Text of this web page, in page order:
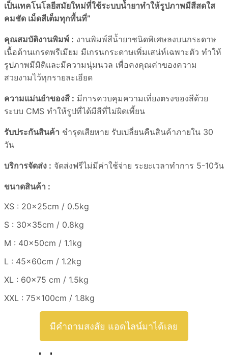
เป็นเทคโนโลยีสมัยใหม่ที่ใช้ระบบน้ำยาทำให้รูปภาพมีสีสดใส
คมชัด เม็ดสีเต็มทุกพื้นที่”
คุณสมบัติงานพิมพ์ : งานพิมพ์สีน้ำยาชนิดพิเศษลงบนกระดาษ
เนื้อด้านเกรดพรีเมียม มีเกรนกระดาษเพิ่มเสน่ห์เฉพาะตัว ทำให้
รูปภาพมีมิติและมีความนุ่มนวล เพื่อคงคุณค่าของความ
สวยงามไว้ทุกรายละเอียด
ความแม่นยำของสี : มีการควบคุมความเที่ยงตรงของสีด้วย
ระบบ CMS ทำให้รูปที่ได้มีสีที่ไม่ผิดเพี้ยน
รับประกันสินค้า ชำรุดเสียหาย รับเปลี่ยนคืนสินค้าภายใน 30
วัน
บริการจัดส่ง : จัดส่งฟรีไม่มีค่าใช้จ่าย ระยะเวลาทำการ 5-10วัน
ขนาดสินค้า :
XS : 20x25cm / 0.5kg
S : 30x35cm / 0.8kg
M : 40x50cm / 1.1kg
L : 45x60cm / 1.2kg
XL : 60×75 cm / 1.5kg
XXL : 75x100cm / 1.8kg
มีคำถามสงสัย แอดไลน์มาได้เลย